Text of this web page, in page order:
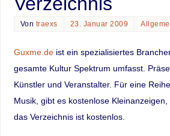
Von traexs 23. Januar 2009
Guxme.deist ein spezialisiertes
gesamte Kultur Spektrum umfasst.
Künstler und Veranstalter. Für eine
Musik, gibt es kostenlose
das Verzeichnis ist kostenlos.